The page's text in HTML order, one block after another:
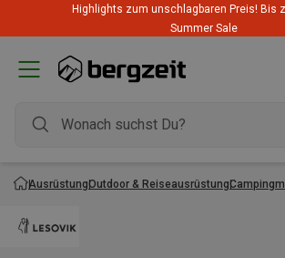
Highlights zum unschlagbaren Preis! Bis
Summer Sale
AusrüstungOutdoor & Reiseausrüstung